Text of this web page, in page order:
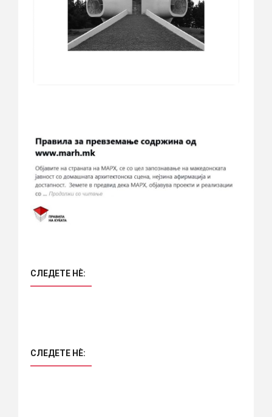
СЛЕДЕТЕ НÈ:
СЛЕДЕТЕ НÈ: